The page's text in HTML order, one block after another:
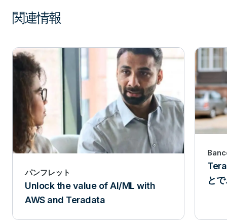
関連情報
パンフレット
Unlock the value of AI/ML with
AWS and Teradata
と